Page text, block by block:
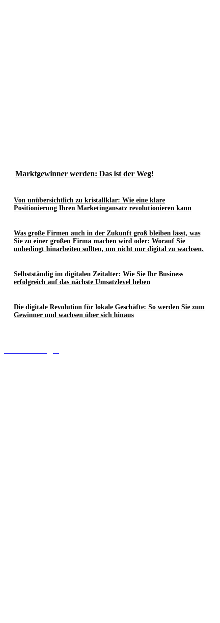
Marktgewinner werden: Das ist der Weg!
Von unübersichtlich zu kristallklar: Wie eine klare
Positionierung Ihren Marketingansatz revolutionieren kann
Was große Firmen auch in der Zukunft groß bleiben lässt, was
Sie zu einer großen Firma machen wird oder: Worauf Sie
unbedingt hinarbeiten sollten, um nicht nur digital zu wachsen.
Selbstständig im digitalen Zeitalter: Wie Sie Ihr Business
erfolgreich auf das nächste Umsatzlevel heben
Die digitale Revolution für lokale Geschäfte: So werden Sie zum
Gewinner und wachsen über sich hinaus